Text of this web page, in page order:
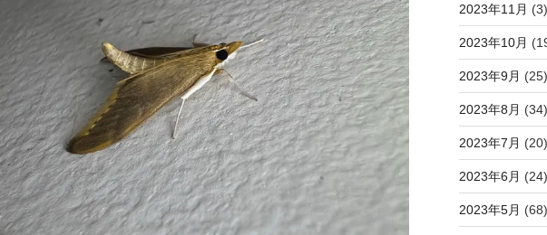
2023年11月 (3)
2023年10月
2023年9月 (25)
2023年8月 (34)
2023年7月 (20)
2023年6月 (24)
2023年5月 (68)